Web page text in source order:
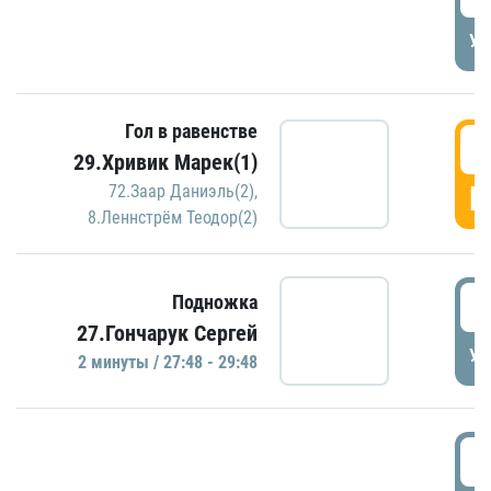
Гол в равенстве
29.Хривик Марек(1)
72.Заар Даниэль(2),
8.Леннстрём Теодор(2)
Подножка
27.Гончарук Сергей
2 минуты / 27:48 - 29:48